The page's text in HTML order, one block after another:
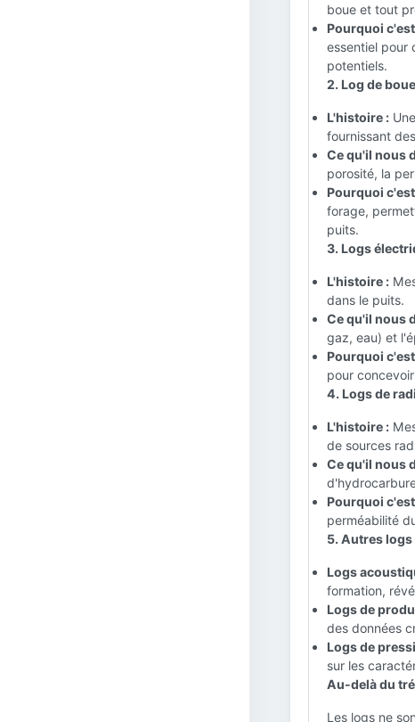
boue et tout
Pourquoi
essentiel pour
potentiels.
2. Log de
L'histoire :
fournissant
Ce qu'il nous
porosité, la
Pourquoi
forage,
puits.
3. Logs
L'histoire :
dans le puits.
Ce qu'il nous
gaz, eau) et
Pourquoi
pour
4. Logs de
L'histoire :
de sources
Ce qu'il nous
Pourquoi
perméabilité
5. Autres logs
Logs
formation,
Logs de
des données
Logs de
sur les
Au-delà du
Les logs ne